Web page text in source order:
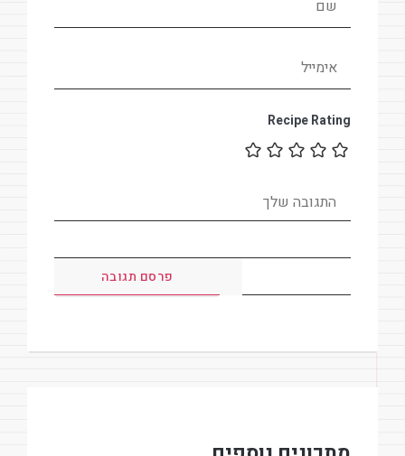
Recipe Rating